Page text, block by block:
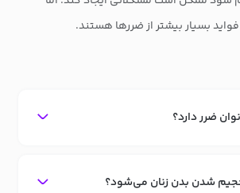
بسیار بیشتر از ضررها هستند.
ضرر دارد؟
حجیم شدن بدن زنان می‌شود؟